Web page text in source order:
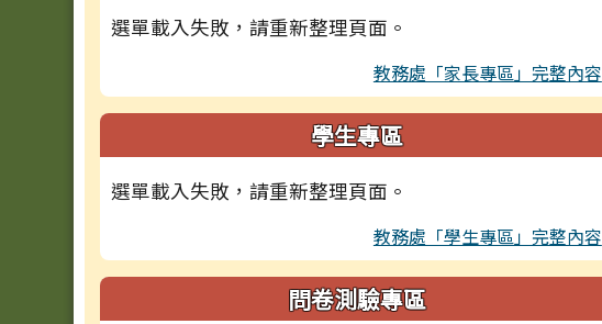
選單載入失敗，請重新整理頁面。
教務處「家長專區」完整內容
學生專區
選單載入失敗，請重新整理頁面。
教務處「學生專區」完整內容
問卷測驗專區